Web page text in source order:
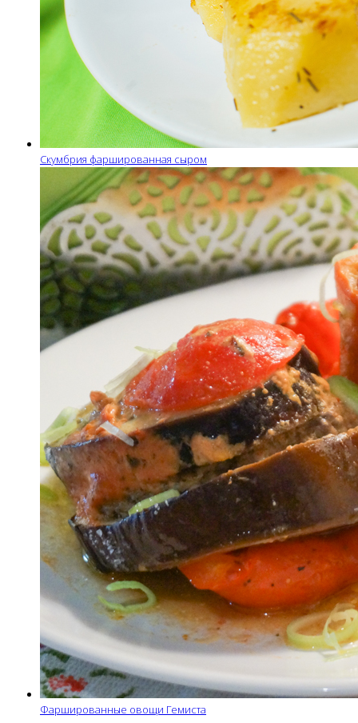
Скумбрия фаршированная сыром
Фаршированные овощи Гемиста